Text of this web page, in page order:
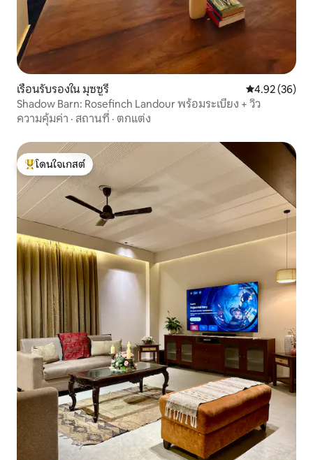
เรือนรับรองใน มุซซูรี คะแนนเฉลี่ย
4.92 (36)
Shadow Barn: Rosefinch Landour พร้อมระเบียง + วิว
ความคุ้มค่า · สถานที่ · ตกแต่ง
โดนใจเกสต์ที่สุด
โดนใจเกสต์